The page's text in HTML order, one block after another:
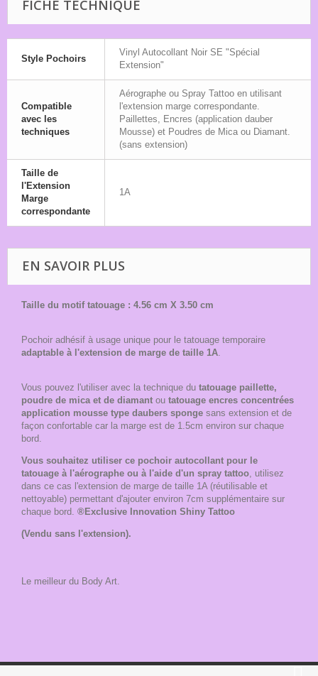
FICHE TECHNIQUE
Style Pochoirs
Vinyl Autocollant Noir SE "Spécial
Extension"
Compatible
avec les
techniques
Aérographe ou Spray Tattoo en utilisant
l'extension marge correspondante.
Paillettes, Encres (application dauber
Mousse) et Poudres de Mica ou Diamant.
(sans extension)
Taille de
l'Extension
Marge
correspondante
1A
EN SAVOIR PLUS
Taille du motif tatouage : 4.56 cm X 3.50 cm
Pochoir adhésif à usage unique pour le tatouage temporaire
adaptable à l'extension de marge de taille 1A.
Vous pouvez l'utiliser avec la technique du tatouage paillette,
poudre de mica et de diamant ou tatouage encres concentrées
application mousse type daubers sponge sans extension et de
façon confortable car la marge est de 1.5cm environ sur chaque
bord.
Vous souhaitez utiliser ce pochoir autocollant pour le
tatouage à l'aérographe ou à l'aide d'un spray tattoo, utilisez
dans ce cas l'extension de marge de taille 1A (réutilisable et
nettoyable) permettant d'ajouter environ 7cm supplémentaire sur
chaque bord. ®Exclusive Innovation Shiny Tattoo
(Vendu sans l'extension).
Le meilleur du Body Art.